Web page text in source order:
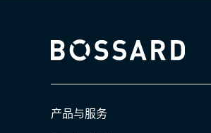
Bossard homepage
产品与服务